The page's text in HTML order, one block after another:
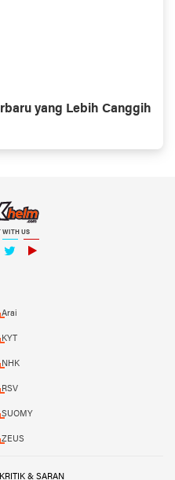
yang Lebih Canggih
WITH US
Arai
KYT
NHK
RSV
SUOMY
ZEUS
KRITIK & SARAN